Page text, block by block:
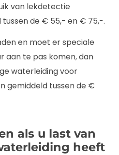
van lekdetectie
de € 55,- en € 75,-.
en moet er speciale
aan te pas komen, dan
waterleiding voor
gemiddeld tussen de €
als u last van
heeft